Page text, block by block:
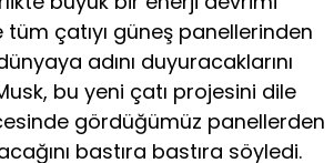
tüm çatıyı güneş panellerinden
adını duyuracaklarını
bu yeni çatı projesini dile
gördüğümüz panellerden
bastıra bastıra söyledi.